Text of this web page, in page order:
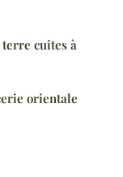
cuites à
orientale